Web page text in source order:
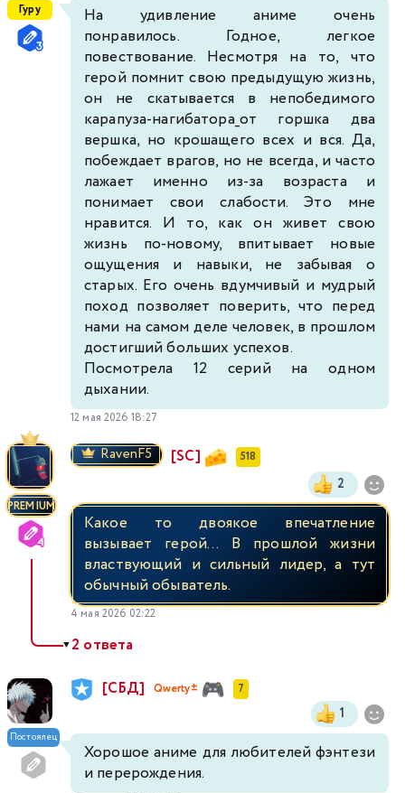
Гуру
На удивление аниме очень
понравилось. Годное, легкое
повествование. Несмотря на то, что
герой помнит свою предыдущую жизнь,
он не скатывается в непобедимого
карапуза-нагибатора_от горшка два
вершка, но крошащего всех и вся. Да,
побеждает врагов, но не всегда, и часто
лажает именно из-за возраста и
понимает свои слабости. Это мне
нравится. И то, как он живет свою
жизнь по-новому, впитывает новые
ощущения и навыки, не забывая о
старых. Его очень вдумчивый и мудрый
поход позволяет поверить, что перед
нами на самом деле человек, в прошлом
достигший больших успехов.
Посмотрела 12 серий на одном
дыхании.
12 мая 2026 18:27
PREMIUM
RavenF5 [SC] 518
2
Какое то двоякое впечатление
вызывает герой... В прошлой жизни
властвующий и сильный лидер, а тут
обычный обыватель.
4 мая 2026 02:22
▼2 ответа
Постоялец
[СБД] Qwerty± 7
1
Хорошое аниме для любителей фэнтези
и перерождения.